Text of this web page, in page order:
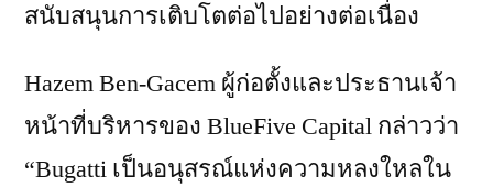
สนับสนุนการเติบโตต่อไปอย่างต่อเนื่อง
Hazem Ben-Gacem ผู้ก่อตั้งและประธานเจ้า
หน้าที่บริหารของ BlueFive Capital กล่าวว่า
“Bugatti เป็นอนุสรณ์แห่งความหลงใหลใน